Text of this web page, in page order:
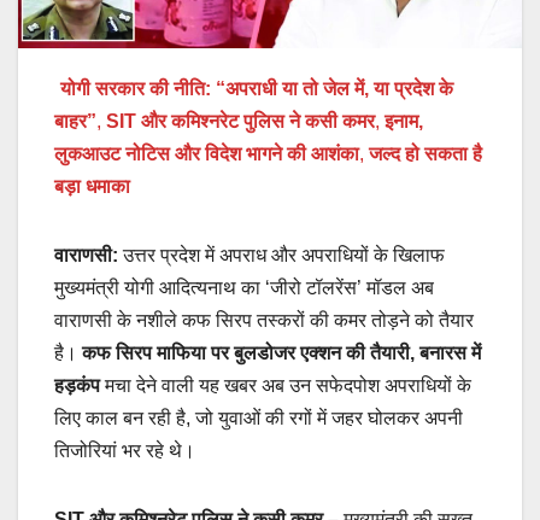
योगी सरकार की नीति: “अपराधी या तो जेल में, या प्रदेश के
बाहर”, SIT और कमिश्नरेट पुलिस ने कसी कमर,इनाम,
लुकआउट नोटिस और विदेश भागने की आशंका,जल्द हो सकता है
बड़ा धमाका
वाराणसी: उत्तर प्रदेश में अपराध और अपराधियों के खिलाफ
मुख्यमंत्री योगी आदित्यनाथ का ‘जीरो टॉलरेंस’ मॉडल अब
वाराणसी के नशीले कफ सिरप तस्करों की कमर तोड़ने को तैयार
है।कफ सिरप माफिया पर बुलडोजर एक्शन की तैयारी, बनारस में
हड़कंपमचा देने वाली यह खबर अब उन सफेदपोश अपराधियों के
लिए काल बन रही है, जो युवाओं की रगों में जहर घोलकर अपनी
तिजोरियां भर रहे थे।